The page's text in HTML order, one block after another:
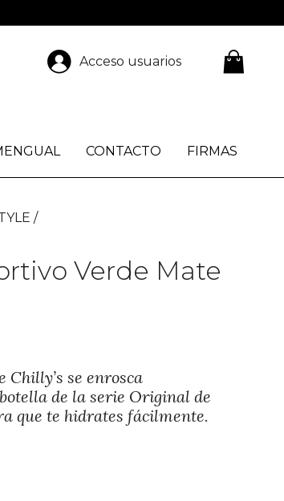
Acceso usuarios
CONTACTO FIRMAS
Verde Mate
se enrosca
de la serie Original de
que te hidrates fácilmente.